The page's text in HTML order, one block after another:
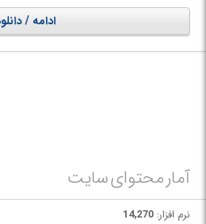
ادامه /
آمار محتوای سایت
نرم افزار: 14,270